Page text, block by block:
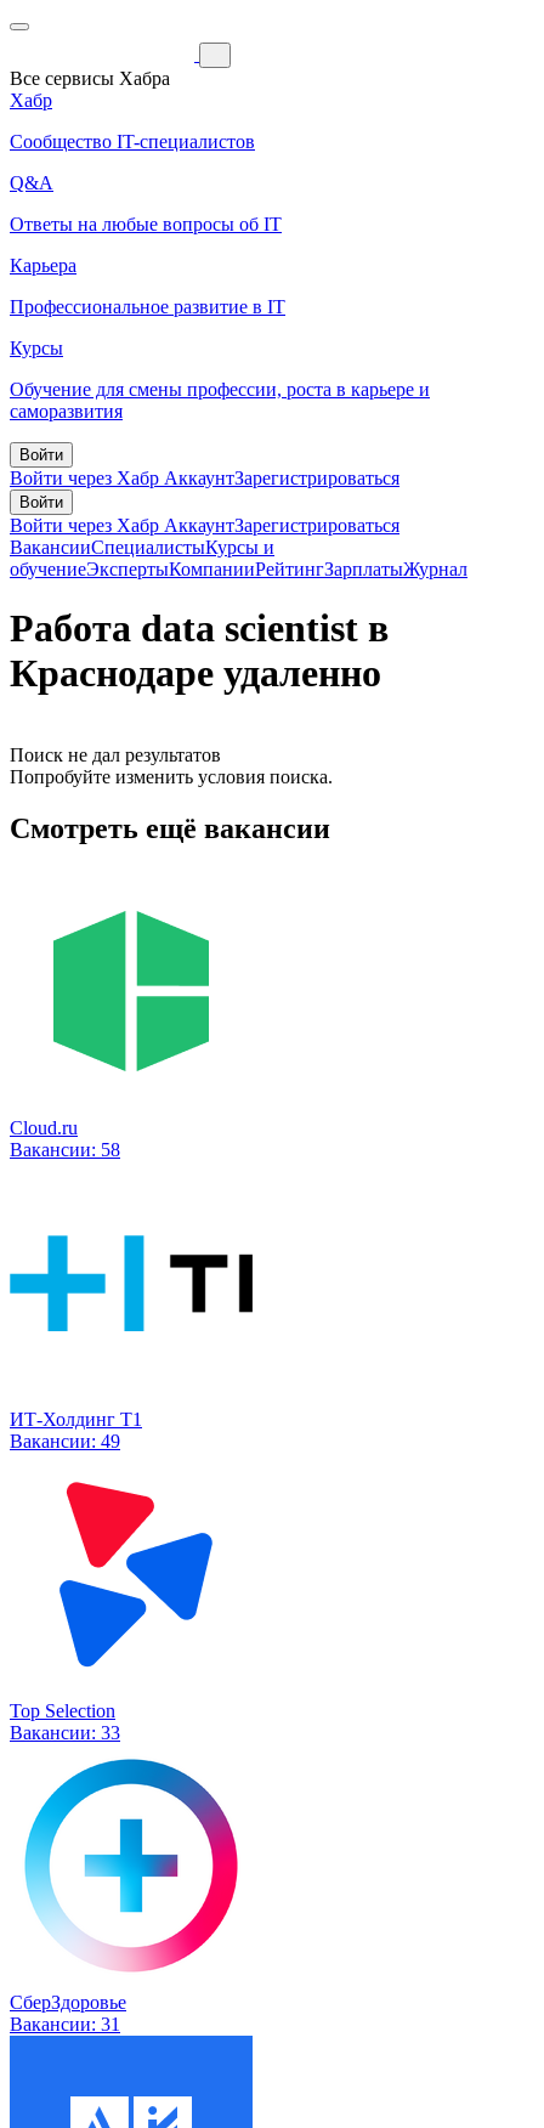
Все сервисы Хабра
Хабр
Сообщество IT-специалистов
Q&A
Ответы на любые вопросы об IT
Карьера
Профессиональное развитие в IT
Курсы
Обучение для смены профессии, роста в карьере и
саморазвития
Войти
Войти через Хабр АккаунтЗарегистрироваться
Войти
Войти через Хабр АккаунтЗарегистрироваться
ВакансииСпециалистыКурсы и
обучениеЭкспертыКомпанииРейтингЗарплатыЖурнал
Работа data scientist в
Краснодаре удаленно
Поиск не дал результатов
Попробуйте изменить условия поиска.
Смотреть ещё вакансии
Cloud.ru
Вакансии: 58
ИТ-Холдинг Т1
Вакансии: 49
Top Selection
Вакансии: 33
СберЗдоровье
Вакансии: 31